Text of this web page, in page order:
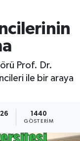
Prof. Dr.
ile bir araya
1440
GÖSTERIM